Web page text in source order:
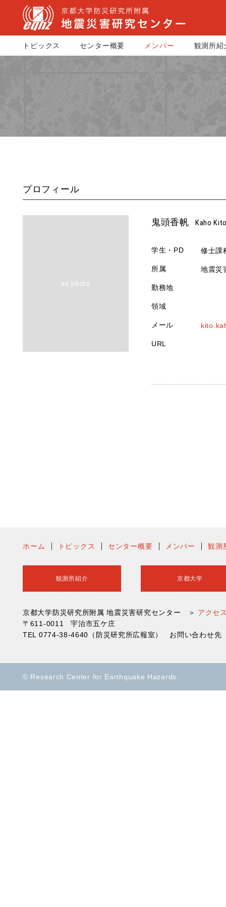
トピックス センター概要 メンバー 観測所紹
プロフィール
no photo
鬼頭香帆 Kaho
学生・PD 修士課
所属 地震災
勤務地
領域
メール
URL
ホーム トピックス センター概要 メンバー 観測
観測所紹介 京都大学
京都大学防災研究所附属 地震災害研究センター ＞ アクセ
〒611-0011 宇治市五ケ庄
TEL 0774-38-4640（防災研究所広報室） お問い合わせ先
© Research Center for Earthquake Hazards.